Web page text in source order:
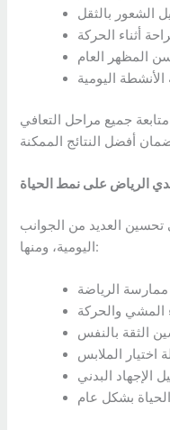
جميع مراحل التعافي
الرياض على نمط الحياة
العديد من الجوانب
اليومية، ومنها: